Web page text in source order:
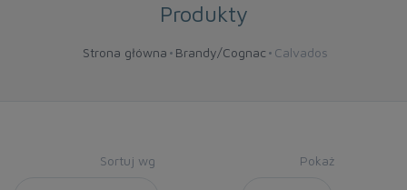
Produkty
Strona główna Brandy/Cognac Calvados
Sortuj wg Pokaż